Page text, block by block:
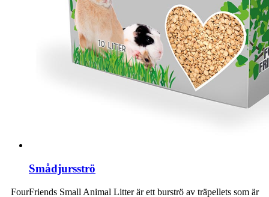
Smådjursströ
FourFriends Small Animal Litter är ett burströ av träpellets som är